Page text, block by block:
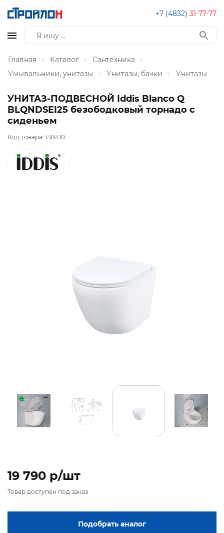
+7 (4832) 31-77-77
Главная Каталог
Сантехника
Умывальники, унитазы
Унитазы, бачки Унитазы
УНИТАЗ-ПОДВЕСНОЙ Iddis Blanco Q
BLQNDSEI25 безободковый торнадо с
сиденьем
Код товара: 138410
19 790 p/шт
Товар доступен под заказ
Подобрать аналог